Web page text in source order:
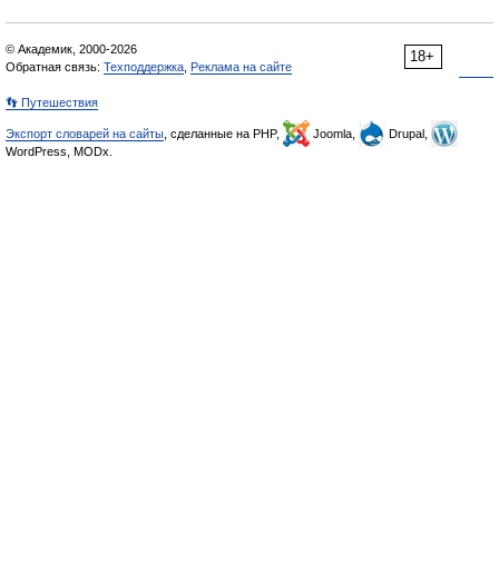
18+
© Академик, 2000-2026
Обратная связь: Техподдержка Реклама на сайте
👣 Путешествия
Экспорт словарей на сайты , сделанные на PHP, Joomla,
Drupal,
WordPress, MODx.